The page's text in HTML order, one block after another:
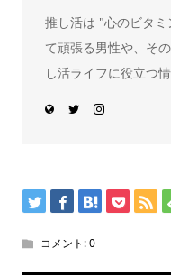
推し活は "心のビタ
て頑張る男性や、そ
し活ライフに役立つ
コメント:0